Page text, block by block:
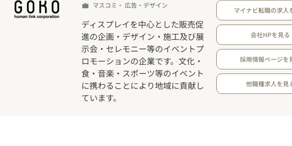
マスコミ・ 広告・デザイン
ディスプレイを中心とした販売促
進の企画・デザイン・施工及び展
示会・セレモニー等のイベントプ
ロモーションの企業です。文化・
食・音楽・スポーツ等のイベント
に携わることにより地域に貢献し
ています。
マイナビ転職の求人
会社HPを見る
採用情報ページを
他職種求人を見